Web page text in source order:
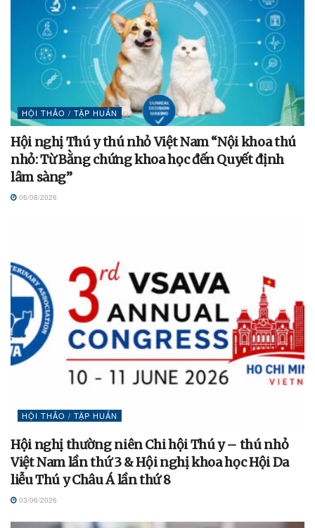
HỘI THẢO / TẬP HUẤN
Hội nghị Thú y thú nhỏ Việt Nam “Nội khoa thú
nhỏ: Từ Bằng chứng khoa học đến Quyết định
lâm sàng”
06/08/2026
HỘI THẢO / TẬP HUẤN
Hội nghị thường niên Chi hội Thú y – thú nhỏ
Việt Nam lần thứ 3 & Hội nghị khoa học Hội Da
liễu Thú y Châu Á lần thứ 8
03/06/2026